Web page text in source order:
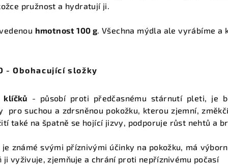
pružnost a hydratují ji.
hmotnost 100 g. Všechna mýdla ale vyrábíme
- Obohacující složky
klíčků - působí proti předčasnému stárnutí pleti, je
pro suchou a zdrsněnou pokožku, kterou zjemní,
také na špatně se hojící jizvy, podporuje růst nehtů a
je známé svými příznivými účinky na pokožku, má
ji vyživuje, zjemňuje a chrání proti nepříznivému počasí